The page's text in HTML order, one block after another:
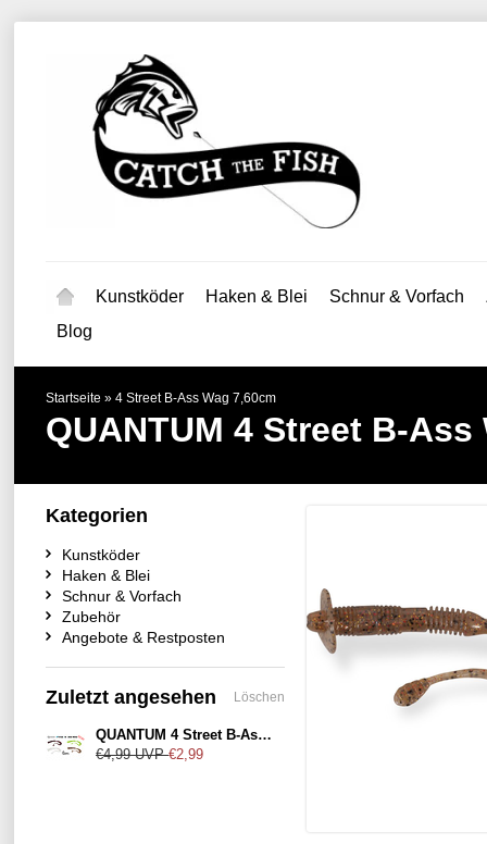
Kunstköder Haken & Blei Schnur & Vorfach
Blog
Startseite » 4 Street B-Ass Wag 7,60cm
QUANTUM 4 Street B-Ass
Kategorien
Kunstköder
Haken & Blei
Schnur & Vorfach
Zubehör
Angebote & Restposten
Zuletzt angesehen Löschen
QUANTUM 4 Street B-Ass Wag 7,60cm
€4,99UVP €2,99